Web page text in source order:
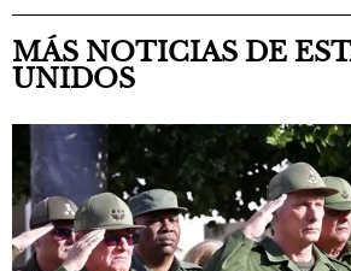
MÁS NOTICIAS DE
UNIDOS